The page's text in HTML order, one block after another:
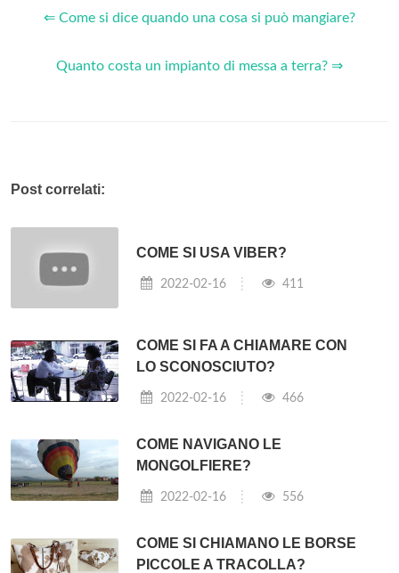
⇐ Come si dice quando una cosa si può mangiare?
Quanto costa un impianto di messa a terra? ⇒
Post correlati:
COME SI USA VIBER?
2022-02-16 411
COME SI FA A CHIAMARE CON
LO SCONOSCIUTO?
2022-02-16 466
COME NAVIGANO LE
MONGOLFIERE?
2022-02-16 556
COME SI CHIAMANO LE BORSE
PICCOLE A TRACOLLA?